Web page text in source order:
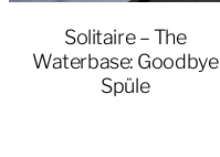
Solitaire – The
Waterbase: Goodbye
Spüle